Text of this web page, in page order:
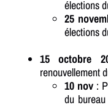
élections
25
élections
15 octobre
renouvellement
10 nov :
du